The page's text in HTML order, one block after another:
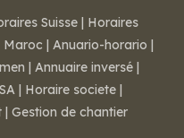
Suisse | Horaires
Maroc | Anuario-horario |
| Annuaire inversé |
| Horaire societe |
| Gestion de chantier